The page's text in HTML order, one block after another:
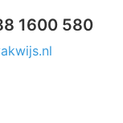
1600 580